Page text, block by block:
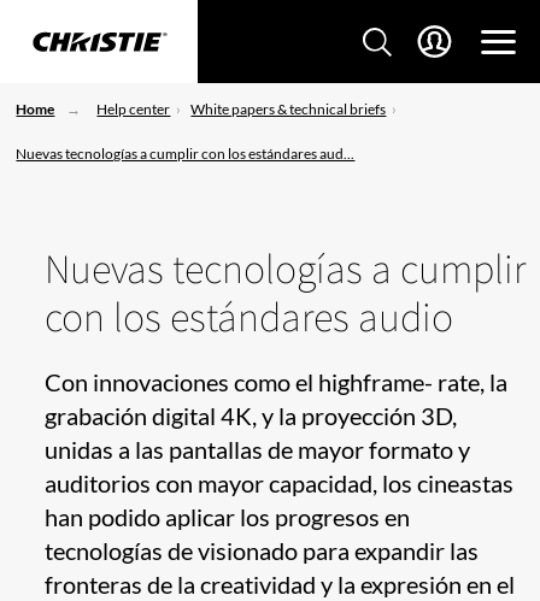
Home Help center White papers & technical briefs
Nuevas tecnologías a cumplir con los estándares aud...
Nuevas tecnologías a cumplir
con los estándares audio
Con innovaciones como el highframe- rate, la
grabación digital 4K, y la proyección 3D,
unidas a las pantallas de mayor formato y
auditorios con mayor capacidad, los cineastas
han podido aplicar los progresos en
tecnologías de visionado para expandir las
fronteras de la creatividad y la expresión en el